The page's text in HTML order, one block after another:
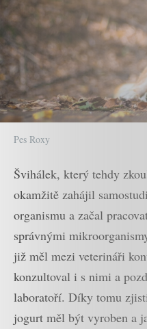
Pes Roxy
Švihálek, který tehdy
okamžitě zahájil
organismu a začal
správnými
již měl mezi veterináři
konzultoval i s nimi a
laboratoří. Díky tomu
jogurt měl být vyroben a